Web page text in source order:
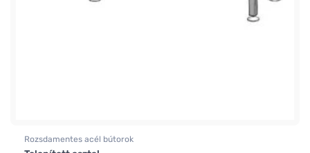
Rozsdamentes acél bútorok